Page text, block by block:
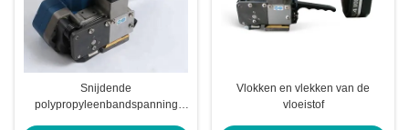
Snijdende
polypropyleenbandspanning
Vlokken en vlekken van de
vloeistof